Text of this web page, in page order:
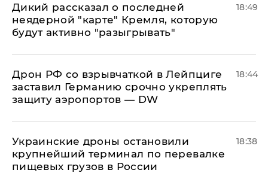
Дикий рассказал о последней
неядерной "карте" Кремля, которую
будут активно "разыгрывать"
18:49
​Дрон РФ со взрывчаткой в Лейпциге
заставил Германию срочно укреплять
защиту аэропортов — DW
18:44
Украинские дроны остановили
крупнейший терминал по перевалке
пищевых грузов в России
18:38